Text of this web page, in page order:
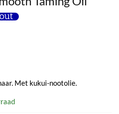
Met kukui-nootolie.